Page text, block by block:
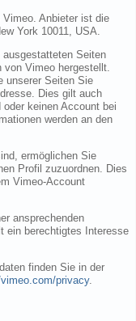
Anbieter ist die
York 10011, USA.
Seiten
von Vimeo hergestellt.
unserer Seiten Sie
Dies gilt auch
keinen Account bei
werden an den
ermöglichen Sie
Profil zuzuordnen. Dies
Vimeo-Account
ansprechenden
ein berechtigtes Interesse
finden Sie in der
privacy.